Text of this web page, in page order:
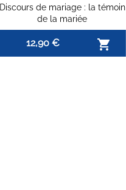
Discours de mariage : la témoin
de la mariée
12,90 € 